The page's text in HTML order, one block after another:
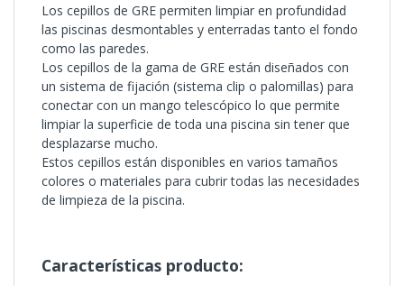
Los cepillos de GRE permiten limpiar en profundidad
las piscinas desmontables y enterradas tanto el fondo
como las paredes.
Los cepillos de la gama de GRE están diseñados con
un sistema de fijación (sistema clip o palomillas) para
conectar con un mango telescópico lo que permite
limpiar la superficie de toda una piscina sin tener que
desplazarse mucho.
Estos cepillos están disponibles en varios tamaños
colores o materiales para cubrir todas las necesidades
de limpieza de la piscina.
Características producto: